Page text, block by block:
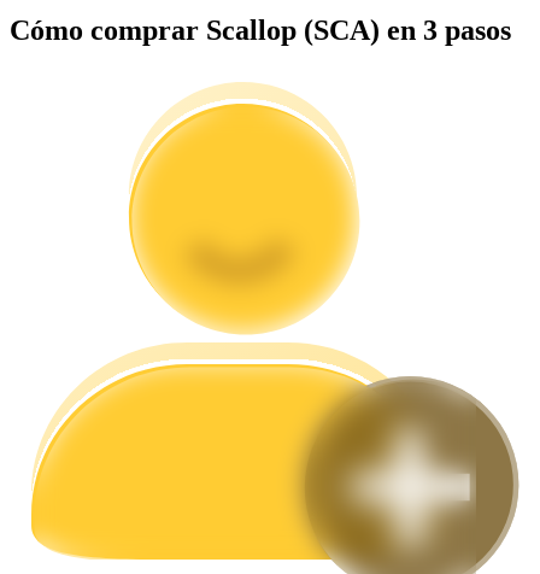
Guía de inicio de futuros
Cómo comprar Scallop (SCA) en 3 pasos